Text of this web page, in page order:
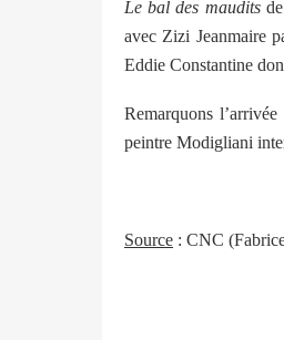
Le bal des mauditsde
avec Zizi Jeanmaire
Eddie Constantine
Remarquons
peintre Modigliani
Source : CNC